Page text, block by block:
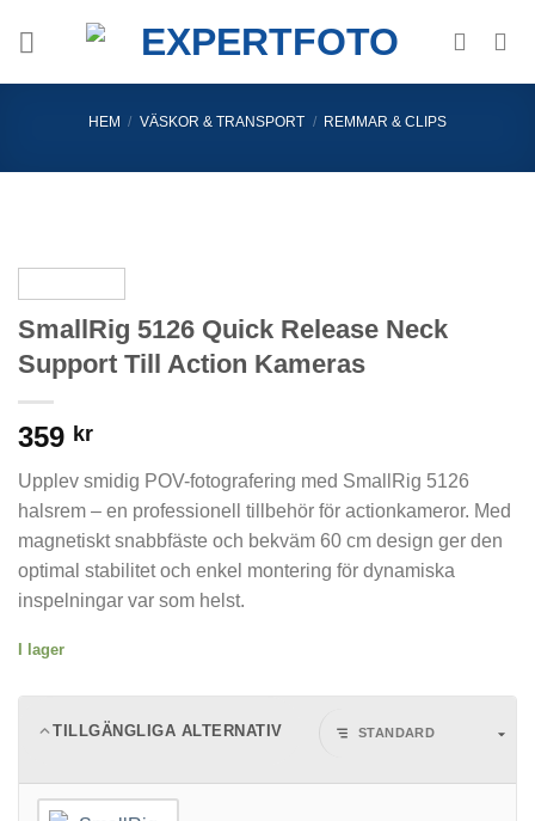
HEM / VÄSKOR & TRANSPORT / REMMAR & CLIPS
SmallRig 5126 Quick Release Neck
Support Till Action Kameras
359 kr
Upplev smidig POV-fotografering med SmallRig 5126
halsrem – en professionell tillbehör för actionkameror. Med
magnetiskt snabbfäste och bekväm 60 cm design ger den
optimal stabilitet och enkel montering för dynamiska
inspelningar var som helst.
I lager
TILLGÄNGLIGA ALTERNATIV